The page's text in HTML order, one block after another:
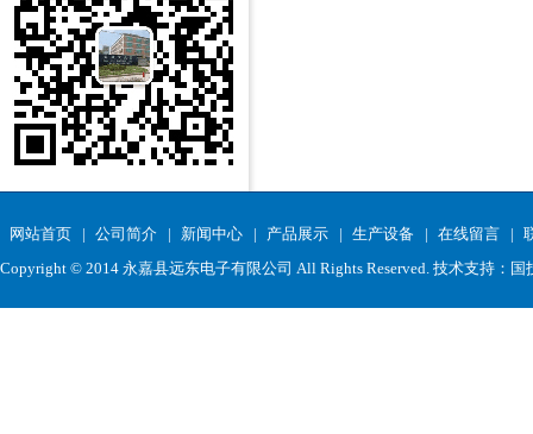
网站首页 | 公司简介 | 新闻中心 | 产品展示 | 生产设备 | 在线留言 |
Copyright © 2014 永嘉县远东电子有限公司 All Rights Reserved. 技术支持： 国